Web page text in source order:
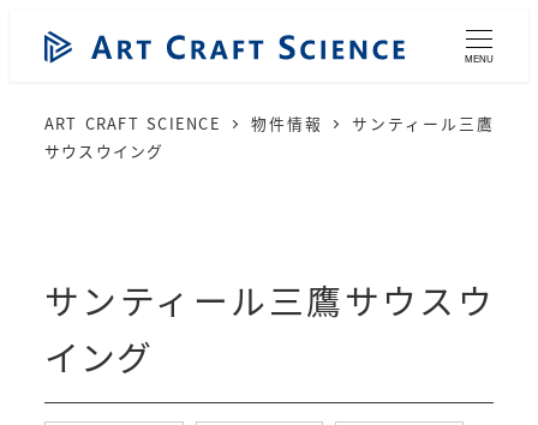
MENU
ART CRAFT SCIENCE 物件情報
サンティール三鷹
サウスウイング
サンティール三鷹サウスウ
イング